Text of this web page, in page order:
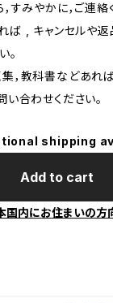
すみやかに，ご連絡
, キャンセルや返
｡
，教科書などあれば
い合わせください。
shipping
Add to cart
国内にお住まいの方